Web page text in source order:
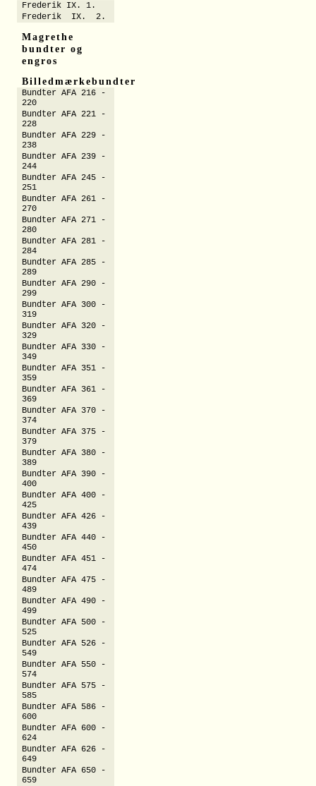
Frederik IX. 1.
Frederik IX. 2.
Magrethe
bundter og
engros
Billedmærkebundter
Bundter AFA 216 -
220
Bundter AFA 221 -
228
Bundter AFA 229 -
238
Bundter AFA 239 -
244
Bundter AFA 245 -
251
Bundter AFA 261 -
270
Bundter AFA 271 -
280
Bundter AFA 281 -
284
Bundter AFA 285 -
289
Bundter AFA 290 -
299
Bundter AFA 300 -
319
Bundter AFA 320 -
329
Bundter AFA 330 -
349
Bundter AFA 351 -
359
Bundter AFA 361 -
369
Bundter AFA 370 -
374
Bundter AFA 375 -
379
Bundter AFA 380 -
389
Bundter AFA 390 -
400
Bundter AFA 400 -
425
Bundter AFA 426 -
439
Bundter AFA 440 -
450
Bundter AFA 451 -
474
Bundter AFA 475 -
489
Bundter AFA 490 -
499
Bundter AFA 500 -
525
Bundter AFA 526 -
549
Bundter AFA 550 -
574
Bundter AFA 575 -
585
Bundter AFA 586 -
600
Bundter AFA 600 -
624
Bundter AFA 626 -
649
Bundter AFA 650 -
659